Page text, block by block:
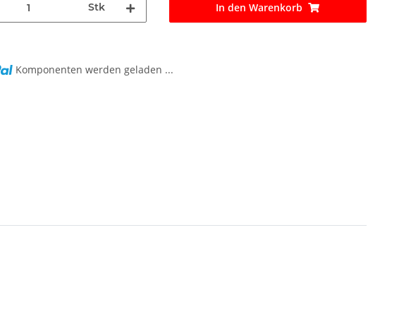
Stk In den Warenkorb
Komponenten werden geladen ...